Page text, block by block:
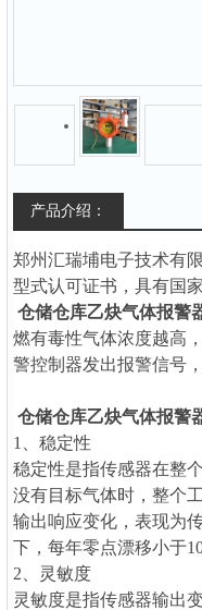
产品介绍：
郑州汇瑞埔电子技术有
型式认可证书，具有国
仓储仓库乙炔气体报警
燃有毒性气体浓度越高
警控制器发出报警信号
仓储仓库乙炔气体报警
1、稳定性
稳定性是指传感器在整
没有目标气体时，整个
输出响应变化，表现为
下，每年零点漂移小于
2、灵敏度
灵敏度是指传感器输出